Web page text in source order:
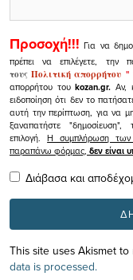
Προσοχή!!! Για να
πρέπει να επιλέγετε, την
τουςΠολιτική απορρήτου"
απορρήτου τουkozan.gr. Αν,
ειδοποίηση ότι δεν το
αυτή την περίπτωση, για να
ξαναπατήστε "δημοσίευση",
επιλογή.Η συμπλήρωση των
παραπάνω φόρμας, δεν είναι
Διάβασα και
This site uses Akismet
data is processed.